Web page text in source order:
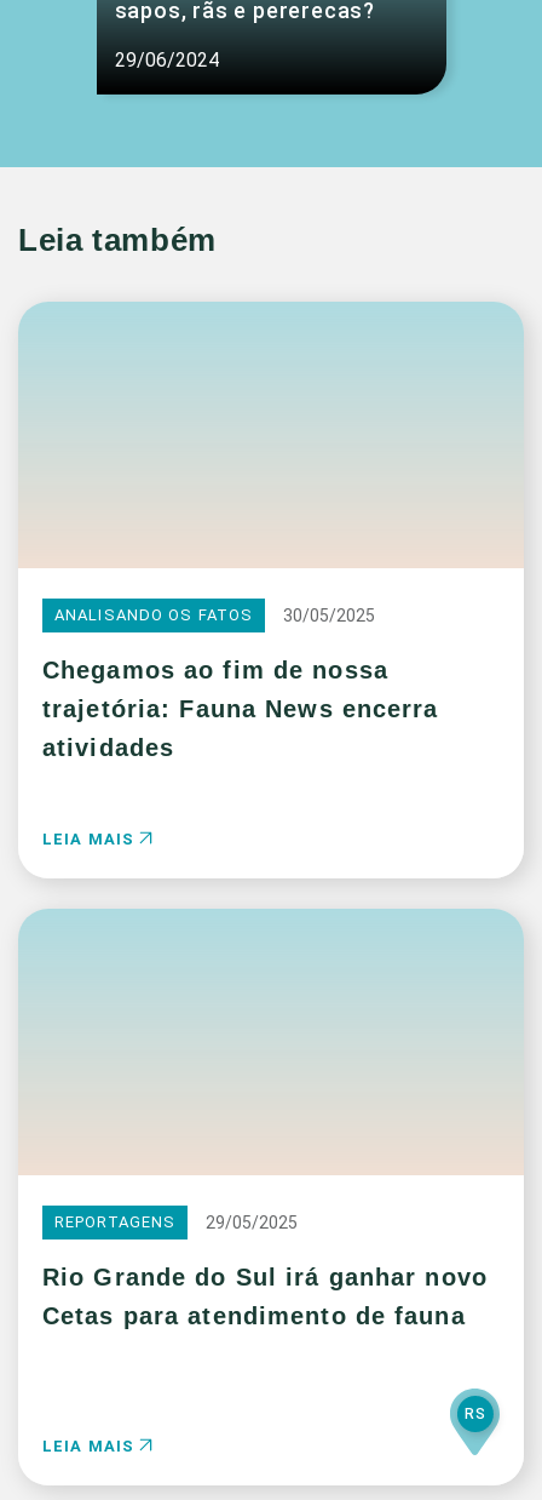
sapos, rãs e pererecas?
29/06/2024
Leia também
ANALISANDO OS FATOS 30/05/2025
Chegamos ao fim de nossa
trajetória: Fauna News encerra
atividades
LEIA MAIS
REPORTAGENS 29/05/2025
Rio Grande do Sul irá ganhar novo
Cetas para atendimento de fauna
LEIA MAIS
RS